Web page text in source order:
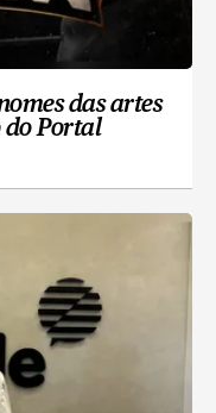
das artes
do Portal